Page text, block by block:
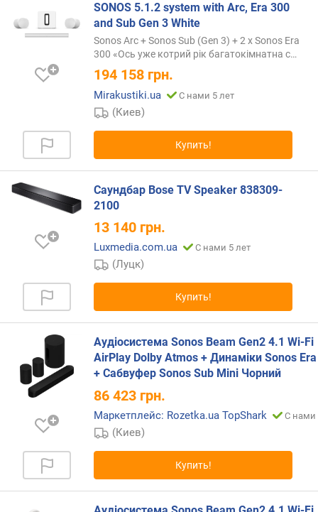
р
и
т
о
о
г
х
е
е
в
м
п
о
т
ы
а
SONOS 5.1.2 system with Arc, Era 300
and Sub Gen 3 White
Sonos Arc + Sonos Sub (Gen 3) + 2 x Sonos Era
300 «Ось уже котрий рік багатокімнатна с…
194 158 грн.
Mirakustiki.ua С нами 5 лет
(Киев)
Купить!
Саундбар Bose TV Speaker 838309-
2100
13 140 грн.
Luxmedia.com.ua С нами 5 лет
(Луцк)
Купить!
Аудіосистема Sonos Beam Gen2 4.1 Wi-Fi
AirPlay Dolby Atmos + Динаміки Sonos
+ Сабвуфер Sonos Sub Mini Чорний
86 423 грн.
Маркетплейс: Rozetka.ua TopShark С нами
(Киев)
Купить!